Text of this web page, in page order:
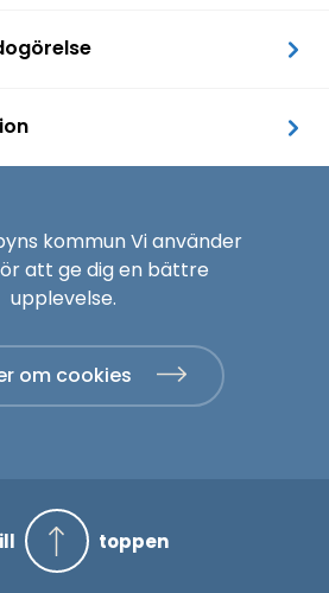
kommun Vi använder
att ge dig en bättre
upplevelse.
om cookies
toppen